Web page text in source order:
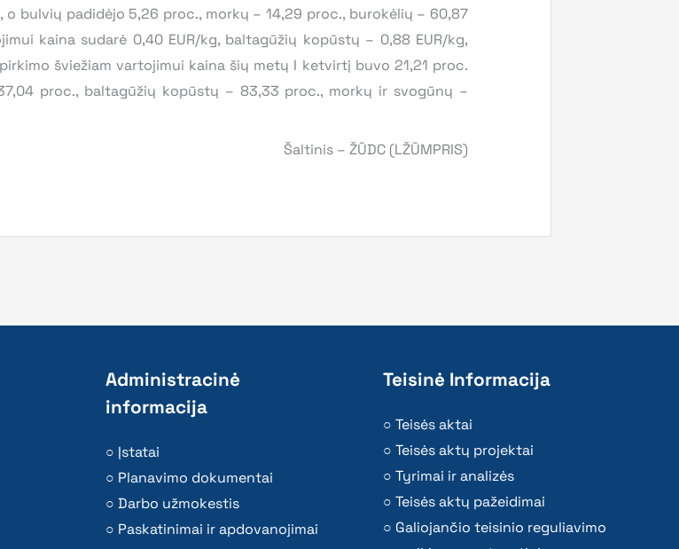
bulvių padidėjo 5,26 proc., morkų – 14,29 proc., burokėlių – 60,87
kaina sudarė 0,40 EUR/kg, baltagūžių kopūstų – 0,88 EUR/kg,
šviežiam vartojimui kaina šių metų I ketvirtį buvo 21,21 proc.
proc., baltagūžių kopūstų – 83,33 proc., morkų ir svogūnų –
Šaltinis – ŽŪDC (LŽŪMPRIS)
Administracinė
informacija
Įstatai
Planavimo dokumentai
Darbo užmokestis
Paskatinimai ir apdovanojimai
Teisinė Informacija
Teisės aktai
Teisės aktų projektai
Tyrimai ir analizės
Teisės aktų pažeidimai
Galiojančio teisinio reguliavimo